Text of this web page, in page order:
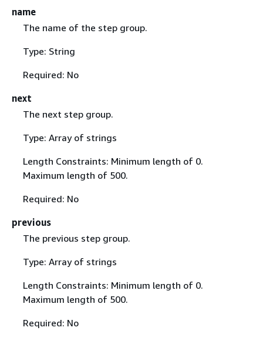
name
The name of the step group.
Type: String
Required: No
next
The next step group.
Type: Array of strings
Length Constraints: Minimum length of 0.
Maximum length of 500.
Required: No
previous
The previous step group.
Type: Array of strings
Length Constraints: Minimum length of 0.
Maximum length of 500.
Required: No